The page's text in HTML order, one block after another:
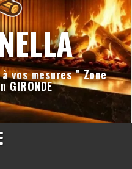
vos mesures ” Zone